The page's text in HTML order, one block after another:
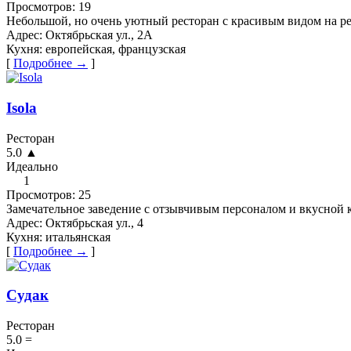
Просмотров: 19
Небольшой, но очень уютный ресторан с красивым видом на
Адрес: Октябрьская ул., 2А
Кухня: европейская, французская
[ Подробнее → ]
Isola
Ресторан
5.0 ▲
Идеально
1
Просмотров: 25
Замечательное заведение с отзывчивым персоналом и вкусной
Адрес: Октябрьская ул., 4
Кухня: итальянская
[ Подробнее → ]
Судак
Ресторан
5.0 =